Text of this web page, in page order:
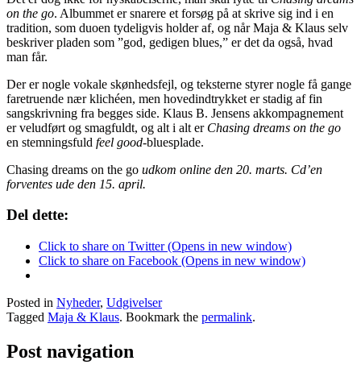
on the go. Albummet er snarere et forsøg på at skrive sig ind i en
tradition, som duoen tydeligvis holder af, og når Maja & Klaus selv
beskriver pladen som ”god, gedigen blues,” er det da også, hvad
man får.
Der er nogle vokale skønhedsfejl, og teksterne styrer nogle få gange
faretruende nær klichéen, men hovedindtrykket er stadig af fin
sangskrivning fra begges side. Klaus B. Jensens akkompagnement
er veludført og smagfuldt, og alt i alt er Chasing dreams on the go
en stemningsfuld feel good-bluesplade.
Chasing dreams on the go udkom online den 20. marts. Cd’en
forventes ude den 15. april.
Del dette:
Click to share on Twitter (Opens in new window)
Click to share on Facebook (Opens in new window)
Posted in Nyheder, Udgivelser
Tagged Maja & Klaus. Bookmark the permalink.
Post navigation